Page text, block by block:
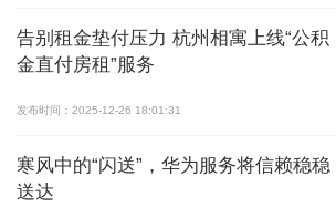
告别租金垫付压力 杭州相寓上线“公积
金直付房租”服务
发布时间：2025-12-26 18:01:31
寒风中的“闪送”，华为服务将信赖稳稳
送达